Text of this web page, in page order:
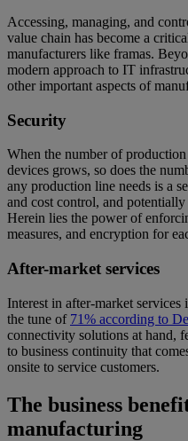
Accessing, managing, and
value chain has become a
manufacturers like framas.
modern approach to IT
other important aspects of
Security
When the number of
devices grows, so does the
any production line needs is a
and cost control, and
Herein lies the power of
measures, and encryption for
After-market services
Interest in after-market
the tune of 71% according to
connectivity solutions at hand,
to business continuity that
onsite to service customers.
The business
manufacturing